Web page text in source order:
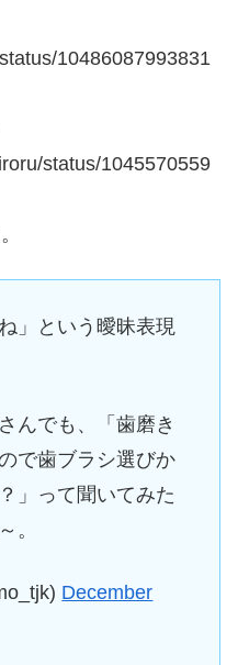
10486087993831
status/1045570559
」という曖昧表現
んでも、「歯磨き
で歯ブラシ選びか
」って聞いてみた
。
December